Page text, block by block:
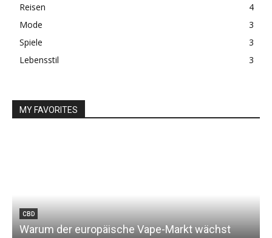
Reisen
4
Mode
3
Spiele
3
Lebensstil
3
MY FAVORITES
CBD
Warum der europäische Vape-Markt wächst